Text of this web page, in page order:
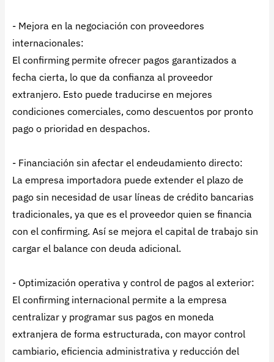
- Mejora en la negociación con proveedores
internacionales:
El confirming permite ofrecer pagos garantizados a
fecha cierta, lo que da confianza al proveedor
extranjero. Esto puede traducirse en mejores
condiciones comerciales, como descuentos por pronto
pago o prioridad en despachos.
- Financiación sin afectar el endeudamiento directo:
La empresa importadora puede extender el plazo de
pago sin necesidad de usar líneas de crédito bancarias
tradicionales, ya que es el proveedor quien se financia
con el confirming. Así se mejora el capital de trabajo sin
cargar el balance con deuda adicional.
- Optimización operativa y control de pagos al exterior:
El confirming internacional permite a la empresa
centralizar y programar sus pagos en moneda
extranjera de forma estructurada, con mayor control
cambiario, eficiencia administrativa y reducción del